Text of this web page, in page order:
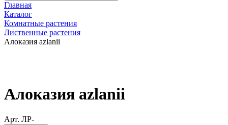
Главная
Каталог
Комнатные растения
Лиственные растения
Алоказия azlanii
Алоказия azlanii
Арт. ЛР-